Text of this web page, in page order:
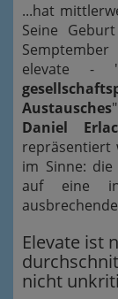
...hat
Seine
elevate -
Austausches
Daniel
repräsentiert
im Sinne:
auf eine
Elevate ist
nicht